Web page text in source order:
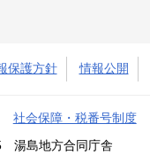
保護方針 情報公開
社会保障・税番号制度
湯島地方合同庁舎